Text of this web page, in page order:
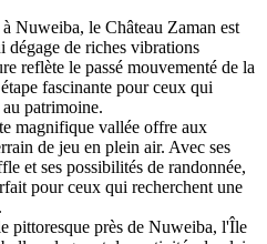
Nuweiba, le Château Zaman est
dégage de riches vibrations
reflète le passé mouvementé de la
fascinante pour ceux qui
patrimoine.
magnifique vallée offre aux
de jeu en plein air. Avec ses
et ses possibilités de randonnée,
pour ceux qui recherchent une
pittoresque près de Nuweiba, l'Île